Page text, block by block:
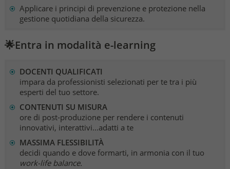
Applicare i principi di prevenzione e protezione nella
gestione quotidiana della sicurezza.
🌟Entra in modalità e-learning
DOCENTI QUALIFICATI
impara da professionisti selezionati per te tra i più
esperti del tuo settore.
CONTENUTI SU MISURA
ore di post-produzione per rendere i contenuti
innovativi, interattivi...adatti a te
MASSIMA FLESSIBILITÀ
decidi quando e dove formarti, in armonia con il tuo
work-life balance.